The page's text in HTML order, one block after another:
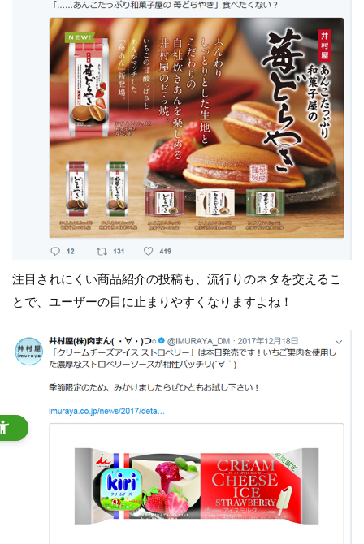
注目されにくい商品紹介の投稿も、流行りのネタを交えるこ
とで、ユーザーの目に止まりやすくなりますよね！